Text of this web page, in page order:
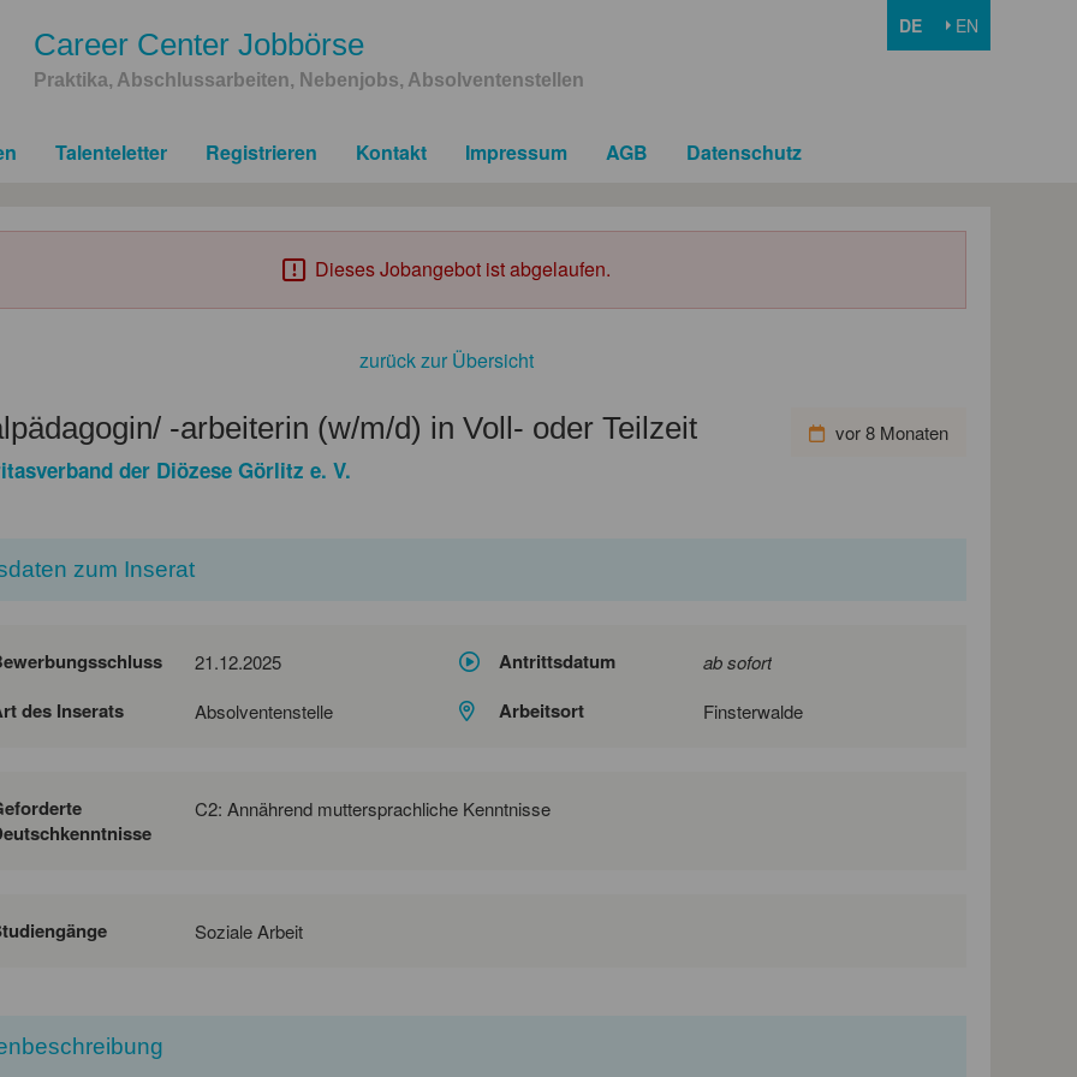
Career Center Jobbörse
Praktika, Abschlussarbeiten, Nebenjobs, Absolventenstellen
DE EN
Talenteletter Registrieren Kontakt Impressum AGB Datenschutz
Dieses Jobangebot ist abgelaufen.
zurück zur Übersicht
vor 8 Monaten
-arbeiterin (w/m/d) in Voll- oder Teilzeit
der Diözese Görlitz e. V.
zum Inserat
21.12.2025 Antrittsdatum ab sofort
des Inserats Absolventenstelle Arbeitsort Finsterwalde
C2: Annährend muttersprachliche Kenntnisse
Soziale Arbeit